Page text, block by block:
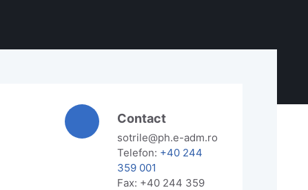
Contact
sotrile@ph.e-adm.ro
Telefon: +40 244
359 001
Fax: +40 244 359